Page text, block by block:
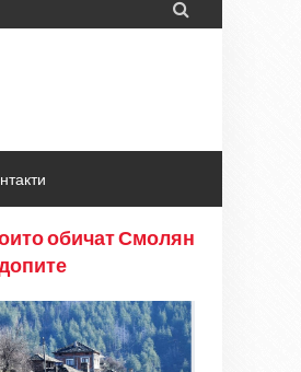

обичат Смолян